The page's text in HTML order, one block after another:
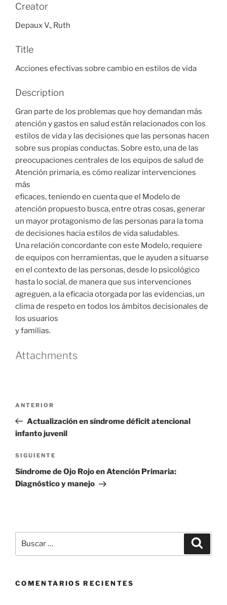
Creator
Depaux V., Ruth
Title
Acciones efectivas sobre cambio en estilos de vida
Description
Gran parte de los problemas que hoy demandan más
atención y gastos en salud están relacionados con los
estilos de vida y las decisiones que las personas hacen
sobre sus propias conductas. Sobre esto, una de las
preocupaciones centrales de los equipos de salud de
Atención primaria, es cómo realizar intervenciones
más
eficaces, teniendo en cuenta que el Modelo de
atención propuesto busca, entre otras cosas, generar
un mayor protagonismo de las personas para la toma
de decisiones hacia estilos de vida saludables.
Una relación concordante con este Modelo, requiere
de equipos con herramientas, que le ayuden a situarse
en el contexto de las personas, desde lo psicológico
hasta lo social, de manera que sus intervenciones
agreguen, a la eficacia otorgada por las evidencias, un
clima de respeto en todos los ámbitos decisionales de
los usuarios
y familias.
Attachments
entradas
Entrada
anterior
ANTERIOR
Actualización en síndrome déficit atencional
infanto juvenil
Siguiente
entrada
SIGUIENTE
Síndrome de Ojo Rojo en Atención Primaria:
Diagnóstico y manejo
por:
COMENTARIOS RECIENTES